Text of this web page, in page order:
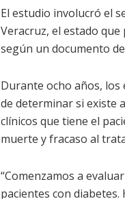
El estudio involucró el
Veracruz, el estado
según un documento
Durante ocho años,
de determinar si existe
clínicos que tiene el
muerte y fracaso al
“Comenzamos a
pacientes con